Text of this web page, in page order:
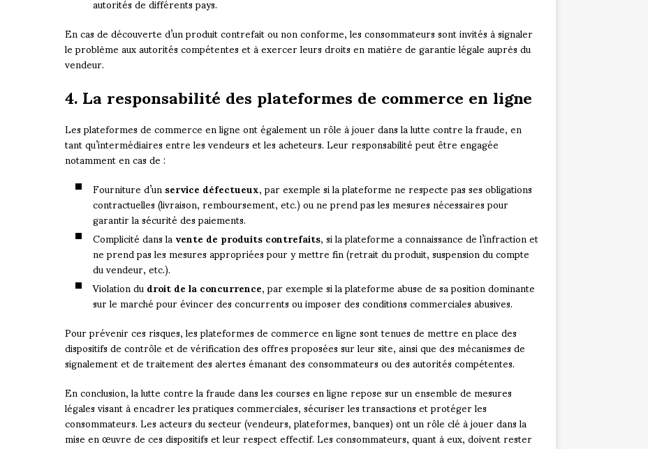
En cas de découverte d’un produit contrefait ou non conforme, les consommateurs sont invités à signaler
le problème aux autorités compétentes et à exercer leurs droits en matière de garantie légale auprès du
vendeur.
4. La responsabilité des plateformes de commerce en ligne
Les plateformes de commerce en ligne ont également un rôle à jouer dans la lutte contre la fraude, en
tant qu’intermédiaires entre les vendeurs et les acheteurs. Leur responsabilité peut être engagée
notamment en cas de :
Fourniture d’unservice défectueux, par exemple si la plateforme ne respecte pas ses obligations
contractuelles (livraison, remboursement, etc.) ou ne prend pas les mesures nécessaires pour
garantir la sécurité des paiements.
Complicité dans lavente de produits contrefaits, si la plateforme a connaissance de l’infraction et
ne prend pas les mesures appropriées pour y mettre fin (retrait du produit, suspension du compte
du vendeur, etc.).
Violation dudroit de la concurrence, par exemple si la plateforme abuse de sa position dominante
sur le marché pour évincer des concurrents ou imposer des conditions commerciales abusives.
Pour prévenir ces risques, les plateformes de commerce en ligne sont tenues de mettre en place des
dispositifs de contrôle et de vérification des offres proposées sur leur site, ainsi que des mécanismes de
signalement et de traitement des alertes émanant des consommateurs ou des autorités compétentes.
En conclusion, la lutte contre la fraude dans les courses en ligne repose sur un ensemble de mesures
légales visant à encadrer les pratiques commerciales, sécuriser les transactions et protéger les
consommateurs. Les acteurs du secteur (vendeurs, plateformes, banques) ont un rôle clé à jouer dans la
mise en œuvre de ces dispositifs et leur respect effectif. Les consommateurs, quant à eux, doivent rester